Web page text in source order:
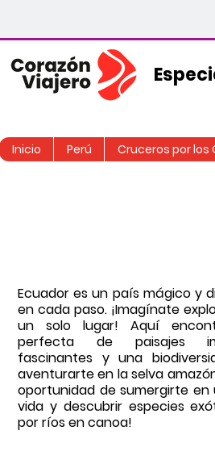
Inicio Perú Cruceros por los
Ecuador es un país mágico y
en cada paso. ¡Imagínate
un solo lugar! Aquí
perfecta de paisajes
fascinantes y una
aventurarte en la selva
oportunidad de sumergirte en
vida y descubrir especies
por ríos en canoa!